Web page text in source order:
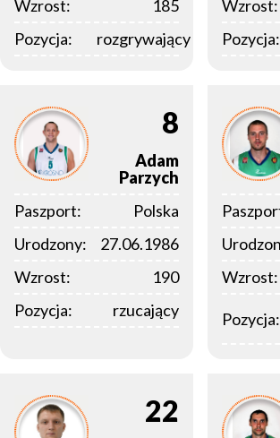
Wzrost:
185
Pozycja:
rozgrywający
Wzrost:
Pozycja:
8
Adam
Parzych
Paszport:
Polska
Urodzony:
27.06.1986
Wzrost:
190
Pozycja:
rzucający
Wzrost:
Pozycja:
22